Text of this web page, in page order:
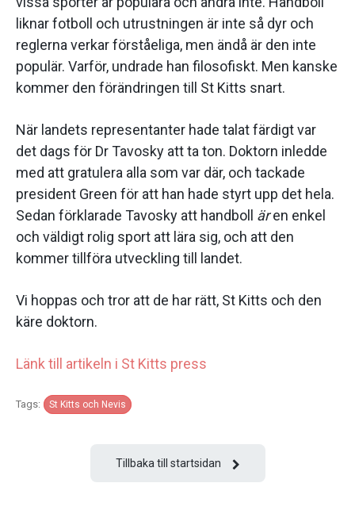
liknar fotboll och utrustningen är inte så dyr och
reglerna verkar förståeliga, men ändå är den inte
populär. Varför, undrade han filosofiskt. Men kanske
kommer den förändringen till St Kitts snart.
När landets representanter hade talat färdigt var
det dags för Dr Tavosky att ta ton. Doktorn inledde
med att gratulera alla som var där, och tackade
president Green för att han hade styrt upp det hela.
Sedan förklarade Tavosky att handboll ären enkel
och väldigt rolig sport att lära sig, och att den
kommer tillföra utveckling till landet.
Vi hoppas och tror att de har rätt, St Kitts och den
käre doktorn.
Länk till artikeln i St Kitts press
Tags: St Kitts och Nevis
Tillbaka till startsidan